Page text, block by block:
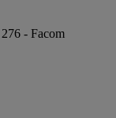
- Facom